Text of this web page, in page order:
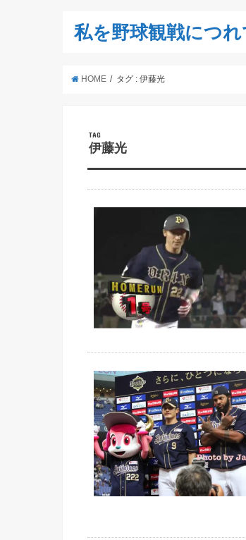
私を野球観戦につ
HOME タグ : 伊藤光
TAG
伊藤光